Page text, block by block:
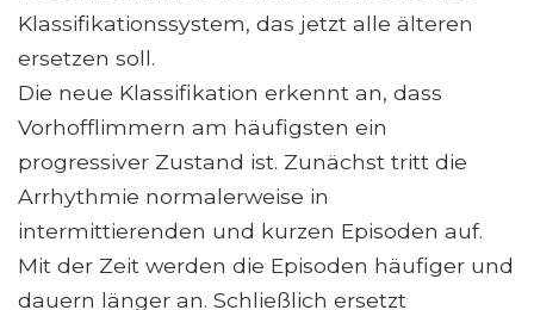
Klassifikationssystem, das jetzt alle älteren
ersetzen soll.
Die neue Klassifikation erkennt an, dass
Vorhofflimmern am häufigsten ein
progressiver Zustand ist. Zunächst tritt die
Arrhythmie normalerweise in
intermittierenden und kurzen Episoden auf.
Mit der Zeit werden die Episoden häufiger und
dauern länger an. Schließlich ersetzt